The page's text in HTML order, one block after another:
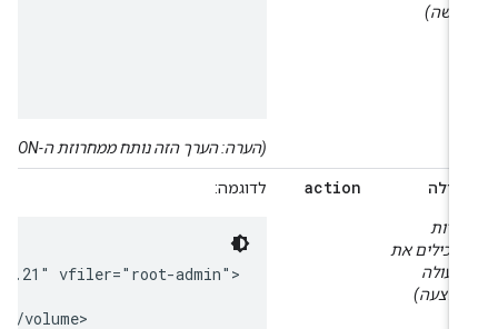
(הערה: הערך הזה נותח ממחרוזת ה-JSON המקורית)
את
action לדוגמה: